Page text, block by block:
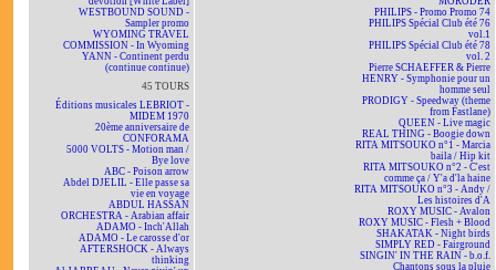
WESTBOUND SOUND -
Sampler promo
WYOMING TRAVEL
COMMISSION - In Wyoming
YANN - Continent perdu
(continue continue)
45 TOURS
Éditions musicales LEBRIOT -
MIDEM 1970
20ème anniversaire de
CONFORAMA
5000 VOLTS - Motion man /
Bye love
ABC - Poison arrow
Abdel DJELIL - Elle passe sa
vie en voyage
ABDUL HASSAN
ORCHESTRA - Arabian affair
ADAMO - Inch'Allah
ADAMO - Le carosse d'or
AFTERSHOCK - Always
thinking
PHILIPS - Promo Promo 74
PHILIPS Spécial Club été 76
vol.1
PHILIPS Spécial Club été 78
vol. 2
Pierre SCHAEFFER & Pierre
HENRY - Symphonie pour un
homme seul
PRODIGY - Speedway (theme
from Fastlane)
QUEEN - Live magic
REAL THING - Boogie down
RITA MITSOUKO n°1 - Marcia
baila / Hip kit
RITA MITSOUKO n°2 - C'est
comme ça / Y'a d'la haine
RITA MITSOUKO n°3 - Andy /
Les histoires d'A
ROXY MUSIC - Avalon
ROXY MUSIC - Flesh + Blood
SHAKATAK - Night birds
SIMPLY RED - Fairground
SINGIN' IN THE RAIN - b.o.f.
Chantons sous la pluie